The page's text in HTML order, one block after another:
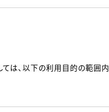
ては、以下の利用目的の範囲内